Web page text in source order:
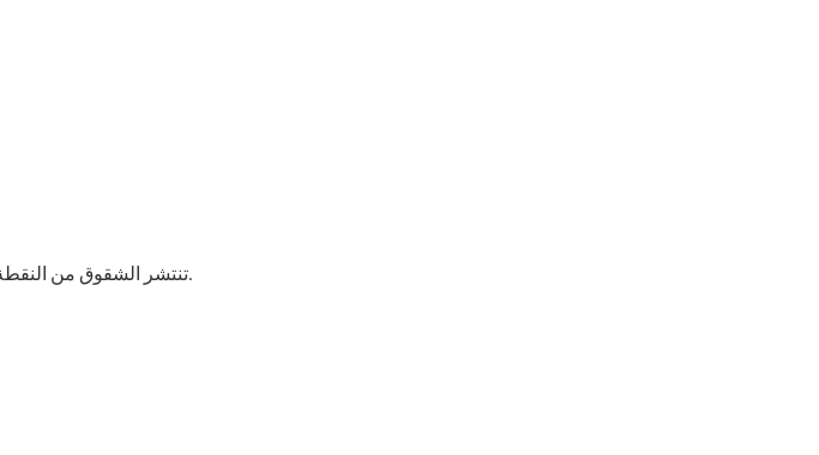
5. تنتشر الشقوق من النقطة 2 إلى النقطة 5 ، حتى لا يتمكن المثبت من تحمل قوة الحمل المطبقة والكسور في نهاية المطاف.